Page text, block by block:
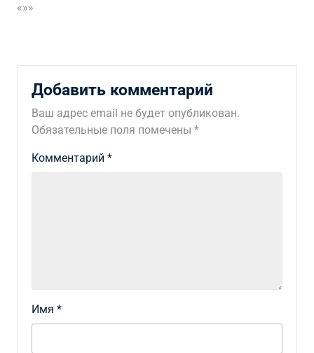
«»»
Добавить комментарий
Ваш адрес email не будет опубликован.
Обязательные поля помечены *
Комментарий *
Имя *